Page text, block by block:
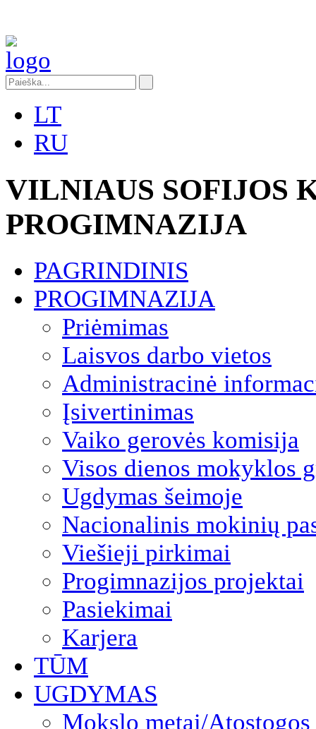
LT
RU
VILNIAUS SOFIJOS
PROGIMNAZIJA
PAGRINDINIS
PROGIMNAZIJA
Priėmimas
Laisvos darbo vietos
Administracinė
Įsivertinimas
Vaiko gerovės komisija
Visos dienos mokyklos
Ugdymas šeimoje
Nacionalinis mokinių
Viešieji pirkimai
Progimnazijos projektai
Pasiekimai
Karjera
TŪM
UGDYMAS
Mokslo metai/Atostogos